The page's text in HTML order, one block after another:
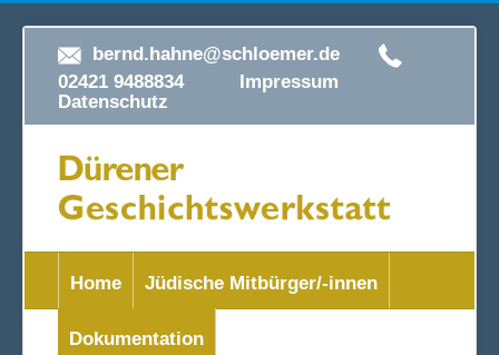
bernd.hahne@schloemer.de
02421 9488834 Impressum
Datenschutz
Home Jüdische Mitbürger/-innen
Dokumentation